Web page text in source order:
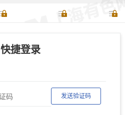
快捷登录
发送验证码